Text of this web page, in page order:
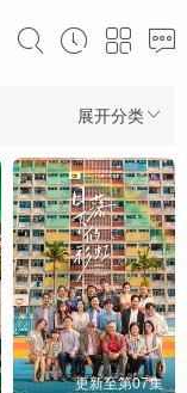
展开分类
更新至第07集